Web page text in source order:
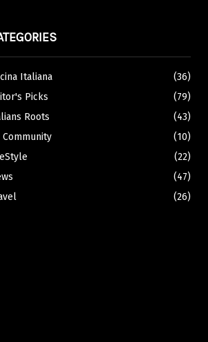
Italiana
(36)
Picks
(79)
Roots
(43)
Community
(10)
(22)
(47)
(26)